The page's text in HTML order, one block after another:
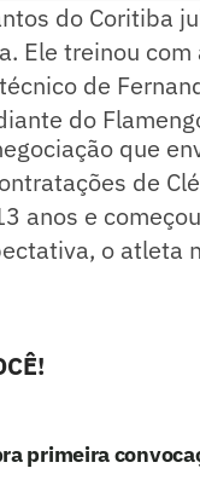
do Coritiba
Ele treinou
de
do
que
de
anos e
o atleta
primeira